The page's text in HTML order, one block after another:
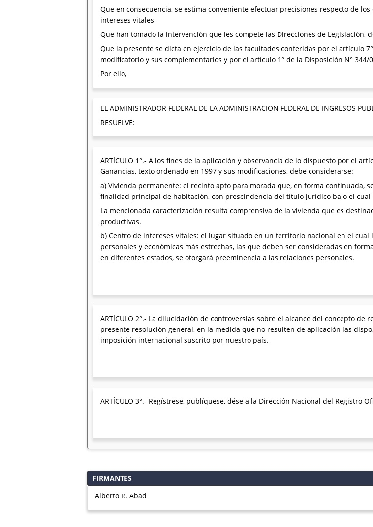
Que en consecuencia, se estima conveniente efectuar precisiones respecto de
intereses vitales.
Que han tomado la intervención que les compete las Direcciones de Legislación,
Que la presente se dicta en ejercicio de las facultades conferidas por el artículo
modificatorio y sus complementarios y por el artículo 1° de la Disposición N° 344/
Por ello,
EL ADMINISTRADOR FEDERAL DE LA ADMINISTRACION FEDERAL DE INGRESOS
RESUELVE:
ARTÍCULO 1°.- A los fines de la aplicación y observancia de lo dispuesto por el
Ganancias, texto ordenado en 1997 y sus modificaciones, debe considerarse:
a) Vivienda permanente: el recinto apto para morada que, en forma continuada,
finalidad principal de habitación, con prescindencia del título jurídico bajo el cual
La mencionada caracterización resulta comprensiva de la vivienda que es
productivas.
b) Centro de intereses vitales: el lugar situado en un territorio nacional en el
personales y económicas más estrechas, las que deben ser consideradas en
en diferentes estados, se otorgará preeminencia a las relaciones personales.
ARTÍCULO 2°.- La dilucidación de controversias sobre el alcance del concepto
presente resolución general, en la medida que no resulten de aplicación las
imposición internacional suscrito por nuestro país.
ARTÍCULO 3°.- Regístrese, publíquese, dése a la Dirección Nacional del Registro
FIRMANTES
Alberto R. Abad